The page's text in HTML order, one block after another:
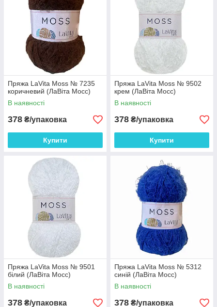
Пряжа LaVita Moss № 7235
коричневий (ЛаВіта Мосс)
В наявності
378 ₴/упаковка
Купити
Пряжа LaVita Moss № 9502
крем (ЛаВіта Мосс)
В наявності
378 ₴/упаковка
Купити
Пряжа LaVita Moss № 9501
білий (ЛаВіта Мосс)
В наявності
378 ₴/упаковка
Пряжа LaVita Moss № 5312
синій (ЛаВіта Мосс)
В наявності
378 ₴/упаковка